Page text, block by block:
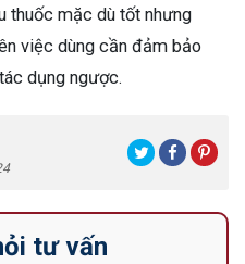
thuốc mặc dù tốt nhưng
việc dùng cần đảm bảo
dụng ngược.
tư vấn